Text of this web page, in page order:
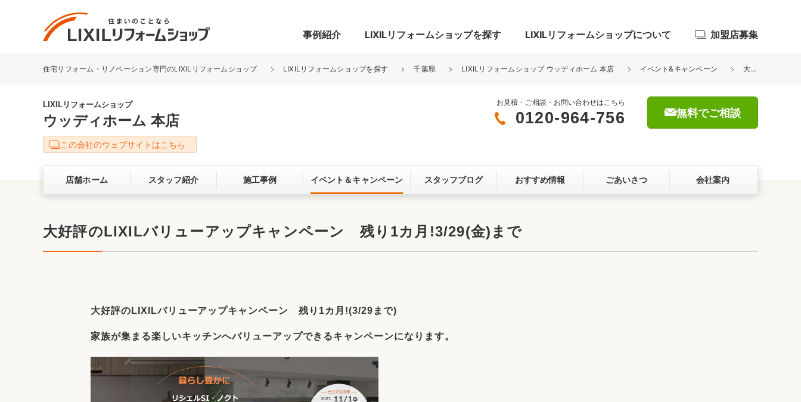
事例紹介
リフォーム事例を探す
キッチン
洗面化粧室 トイレ 玄関まわり 門まわり 屋根・外壁
ベランダ・バルコニー ガーデンスペース カースペース
お客さまの声 3Dシミュレーション
LIXILリフォームショップを探す LIXILリフォームショップについて
LIXILリフォームショップについて
サービス向上・品質改善の取り組み お客さま満足度アンケート
ここちいい暮らしをつくる、価値・性能向上
リフォームコンシェルジュ® ライフスタイルコンパス
リフォームお役立ち情報
おすすめ情報
加盟店募集
住宅リフォーム・リノベーション専門のLIXILリフォームショップ LIXILリフォームショップを探す 千葉県 LIXILリフォームショップ ウッディホーム 本店 イベント&キャンペーン 大好評のLIXILバリューアップキャンペーン 残り1カ月!3/29(金)まで
LIXILリフォームショップ
ウッディホーム 本店
お見積・ご相談・お問い合わせはこちら
0120-964-756 無料でご相談
この会社のウェブサイトはこちら
店舗ホーム スタッフ紹介 施工事例 イベント＆キャンペーン スタッフブログ おすすめ情報 ごあいさつ 会社案内
大好評のLIXILバリューアップキャンペーン 残り1カ月!3/29(金)まで
大好評のLIXILバリューアップキャンペーン 残り1カ月!(3/29まで)
家族が集まる楽しいキッチンへバリューアップできるキャンペーンになります。